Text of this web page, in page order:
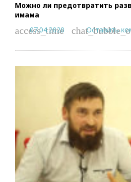
Можно ли предотвратить
имама
access_time
07.04.2020 Оставить